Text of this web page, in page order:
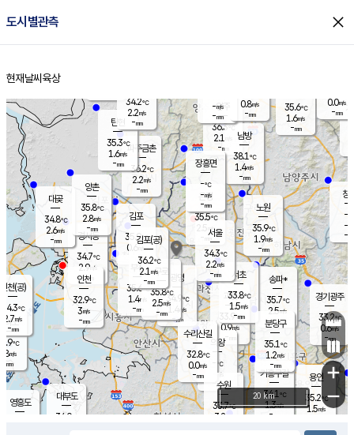
도시별관측 close
홈
현재날씨 육상
의도
℃
m/s
mm
영흥도
양주
36.3℃
2.1
-mm
과천
33.9℃
0.9m/s
- mm
용인
35.2℃
1.5m/s
경기광주
33.2℃
0.6m/s
-mm
대부도
34.0
경서동
34.7℃
2.9m/s
-mm
파주금촌
36.2℃
2.2m/s
-mm
35.6℃
1.6m/s
-mm
대곶
34.8℃
2.6m/s
-mm
창
-
-m/
-
탄현
35.3℃
1.6m/s
-mm
0.0m/s
-mm
의왕
- ℃
m/s
mm
김포
35.9℃
0.6 m/s
mm
광명
34.9 ℃
1.4 m/s
-mm
부천
35.6℃
1.4m/s
-mm
양촌
35.8℃
2.8m/s
-mm
구로
35.8℃
2.5m/s
-mm
은평
35.5℃
2.5 m/s
- mm
노원
35.9℃
1.9m/s
-mm
송파*
35.7℃
2.5m/s
-mm
서초
33.8℃
1.5m/s
-mm
남방
38.1℃
1.4m/s
-mm
기흥구갈
34.1℃
1.3m/s
-
수리산길
32.8℃
0.0m/s
-mm
분당구
35.1℃
1.2m/s
-mm
장흥면
-℃
-m/s
-mm
-m/s
-mm
인천(공)
34.3℃
2.7m/s
-mm
김포(공)
36.2℃
2.1 m/s
-mm
수원
33.7℃
3.2 m/s
인천
32.9℃
3m/s
-mm
서울
34.3℃
2.2m/s
-mm
34.2℃
2.2m/s
-mm
0.8m/s
-mm
+
−
20 km